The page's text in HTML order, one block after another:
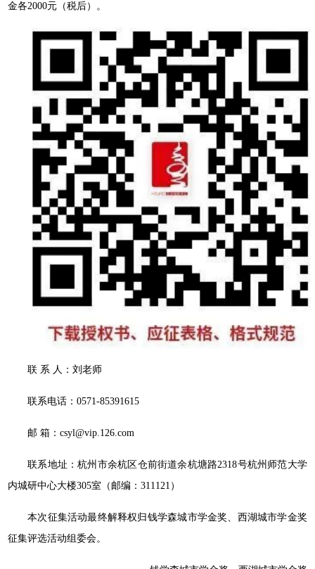
金各2000元（税后）。
联 系 人：刘老师
联系电话：0571-85391615
邮 箱：csyl@vip.126.com
联系地址：杭州市余杭区仓前街道余杭塘路2318号杭州师范大学
内城研中心大楼305室（邮编：311121）
本次征集活动最终解释权归钱学森城市学金奖、西湖城市学金奖
征集评选活动组委会。